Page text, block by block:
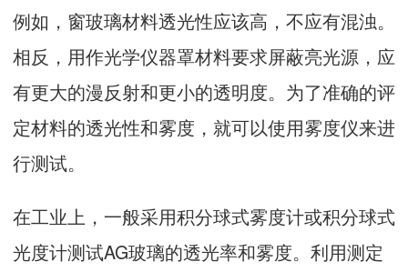
例如，窗玻璃材料透光性应该高，不应有混浊。
相反，用作光学仪器罩材料要求屏蔽亮光源，应
有更大的漫反射和更小的透明度。为了准确的评
定材料的透光性和雾度，就可以使用雾度仪来进
行测试。
在工业上，一般采用积分球式雾度计或积分球式
光度计测试AG玻璃的透光率和雾度。利用测定